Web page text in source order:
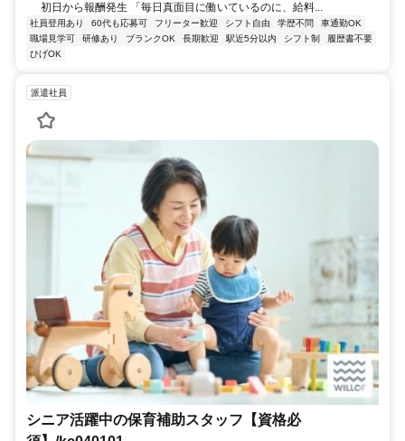
初日から報酬発生 「毎日真面目に働いているのに、給料...
社員登用あり 60代も応募可 フリーター歓迎 シフト自由 学歴不問
車通勤OK
職場見学可
研修あり ブランクOK 長期歓迎 駅近5分以内 シフト制
履歴書不要
ひげOK
派遣社員
シニア活躍中の保育補助スタッフ【資格必